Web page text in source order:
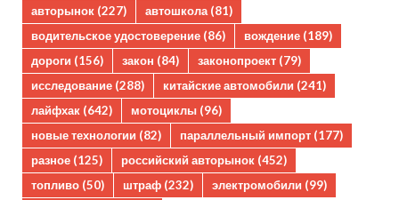
авторынок (227) автошкола(81)
водительское удостоверение (86) вождение (189)
дороги (156) закон (84) законопроект (79)
исследование (288) китайские автомобили (241)
лайфхак (642) мотоциклы (96)
новые технологии (82) параллельный импорт (177)
разное (125) российский авторынок (452)
топливо (50) штраф (232) электромобили (99)